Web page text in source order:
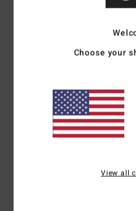
basierend auf1 verifizierten
100% unserer Kunden
Choose your
View all